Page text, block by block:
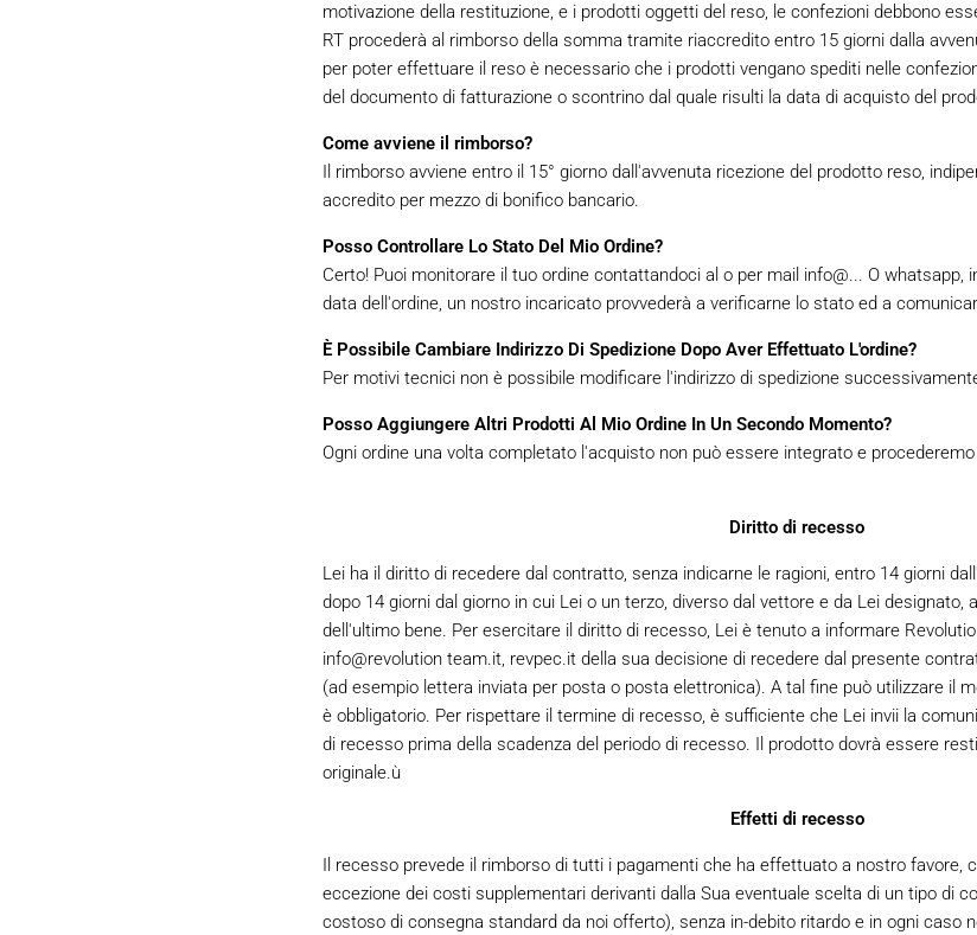
motivazione della restituzione, e i prodotti oggetti del reso, le confezioni debbono
RT procederà al rimborso della somma tramite riaccredito entro 15 giorni dalla
per poter effettuare il reso è necessario che i prodotti vengano spediti nelle
del documento di fatturazione o scontrino dal quale risulti la data di acquisto del
Come avviene il rimborso?
Il rimborso avviene entro il 15° giorno dall'avvenuta ricezione del prodotto reso,
accredito per mezzo di bonifico bancario.
Posso Controllare Lo Stato Del Mio Ordine?
Certo! Puoi monitorare il tuo ordine contattandoci al o per mail info@... O whatsapp,
data dell'ordine, un nostro incaricato provvederà a verificarne lo stato ed a
È Possibile Cambiare Indirizzo Di Spedizione Dopo Aver Effettuato L'ordine?
Per motivi tecnici non è possibile modificare l'indirizzo di spedizione
Posso Aggiungere Altri Prodotti Al Mio Ordine In Un Secondo Momento?
Ogni ordine una volta completato l'acquisto non può essere integrato e
Diritto di recesso
Lei ha il diritto di recedere dal contratto, senza indicarne le ragioni, entro 14 giorni
dopo 14 giorni dal giorno in cui Lei o un terzo, diverso dal vettore e da Lei
dell'ultimo bene. Per esercitare il diritto di recesso, Lei è tenuto a informare
info@revolution team.it, revpec.it della sua decisione di recedere dal presente
(ad esempio lettera inviata per posta o posta elettronica). A tal fine può utilizzare il
è obbligatorio. Per rispettare il termine di recesso, è sufficiente che Lei invii la
di recesso prima della scadenza del periodo di recesso. Il prodotto dovrà essere
originale.ù
Effetti di recesso
Il recesso prevede il rimborso di tutti i pagamenti che ha effettuato a nostro favore,
eccezione dei costi supplementari derivanti dalla Sua eventuale scelta di un tipo di
costoso di consegna standard da noi offerto), senza in-debito ritardo e in ogni caso